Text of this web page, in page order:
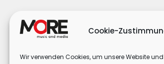
Cookie-
Wir verwenden Cookies, um unsere Website